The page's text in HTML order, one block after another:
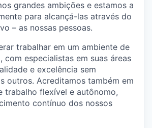
grandes ambições e estamos a
para alcançá-las através do
– as nossas pessoas.
trabalhar em um ambiente de
com especialistas em suas áreas
e excelência sem
outros. Acreditamos também em
trabalho flexível e autônomo,
contínuo dos nossos